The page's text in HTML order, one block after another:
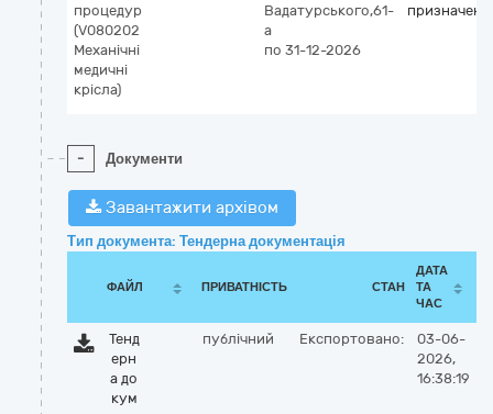
процедур
(V080202
Механічні
медичні
крісла)
Вадатурського,61-
а
по 31-12-2026
- Документи
Завантажити архівом
Тип документа: Тендерна документація
ФАЙЛ ПРИВАТНІСТЬ СТАН
ДАТА
ТА
ЧАС
Тенд
ерн
а до
кум
публічний Експортовано:
03-06-
2026,
16:38:19